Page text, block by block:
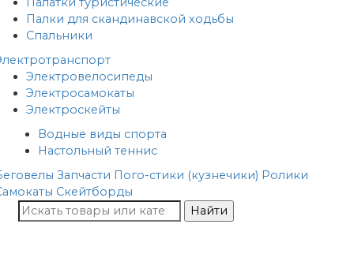
Палки для скандинавской ходьбы
Спальники
Электровелосипеды
Электросамокаты
Электроскейты
Водные виды спорта
Настольный теннис
Запчасти Пого-стики (кузнечики) Ролики
Скейтборды
Найти